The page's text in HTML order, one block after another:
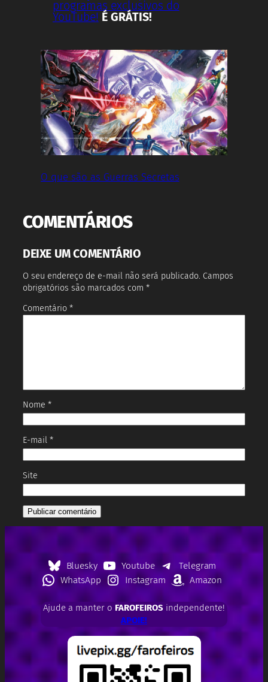
programas exclusivos do
YouTube! É GRÁTIS!
O que são as Guerras Secretas
COMENTÁRIOS
DEIXE UM COMENTÁRIO
O seu endereço de e-mail não será publicado. Campos
obrigatórios são marcados com *
Comentário *
Nome *
E-mail *
Site
Bluesky Youtube
Telegram
WhatsApp
Instagram Amazon
Ajude a manter o FAROFEIROSindependente!
APOIE!